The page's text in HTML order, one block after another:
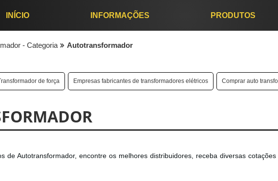
INÍCIO INFORMAÇÕES PRODUTOS
- Categoria Autotransformador
de força Empresas fabricantes de transformadores elétricos Comprar auto
de Autotransformador, encontre os melhores distribuidores, receba diversas